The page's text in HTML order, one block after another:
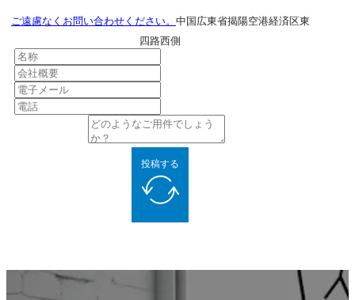
ご遠慮なくお問い合わせください。 中国広東省揭陽空港経済区東
四路西側
投稿する